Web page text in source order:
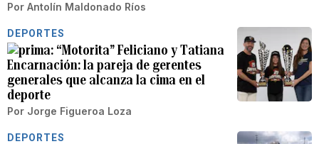
Por Antolín Maldonado Ríos
DEPORTES
“Motorita” Feliciano y Tatiana
Encarnación: la pareja de gerentes
generales que alcanza la cima en el
deporte
Por Jorge Figueroa Loza
DEPORTES